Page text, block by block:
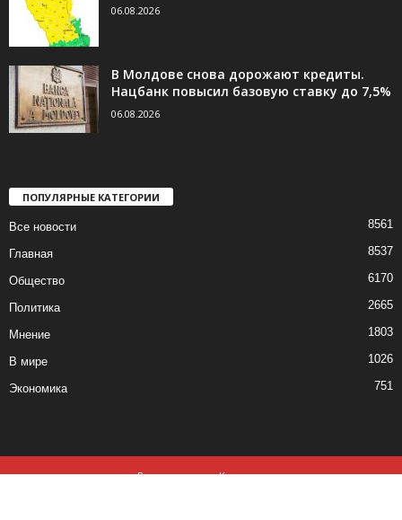
06.08.2026
В Молдове снова дорожают кредиты.
Нацбанк повысил базовую ставку до 7,5%
06.08.2026
ПОПУЛЯРНЫЕ КАТЕГОРИИ
Все новости 8561
Главная 8537
Общество 6170
Политика 2665
Мнение 1803
В мире 1026
Экономика 751
Все новости
Контакты